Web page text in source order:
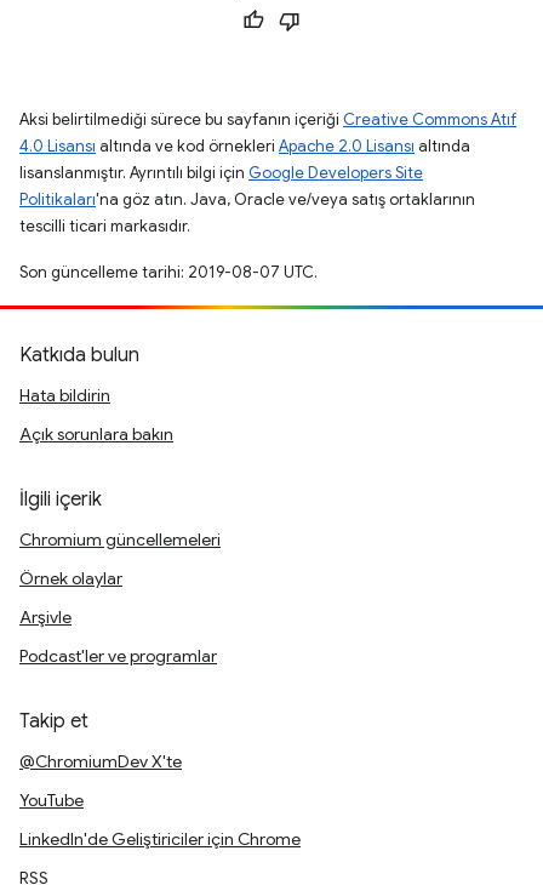
Aksi belirtilmediği sürece bu sayfanın içeriği Creative Commons Atıf
4.0 Lisansı altında ve kod örnekleri Apache 2.0 Lisansı altında
lisanslanmıştır. Ayrıntılı bilgi için Google Developers Site
Politikaları'na göz atın. Java, Oracle ve/veya satış ortaklarının
tescilli ticari markasıdır.
Son güncelleme tarihi: 2019-08-07 UTC.
Katkıda bulun
Hata bildirin
Açık sorunlara bakın
İlgili içerik
Chromium güncellemeleri
Örnek olaylar
Arşivle
Podcast'ler ve programlar
Takip et
@ChromiumDev X'te
YouTube
LinkedIn'de Geliştiriciler için Chrome
RSS